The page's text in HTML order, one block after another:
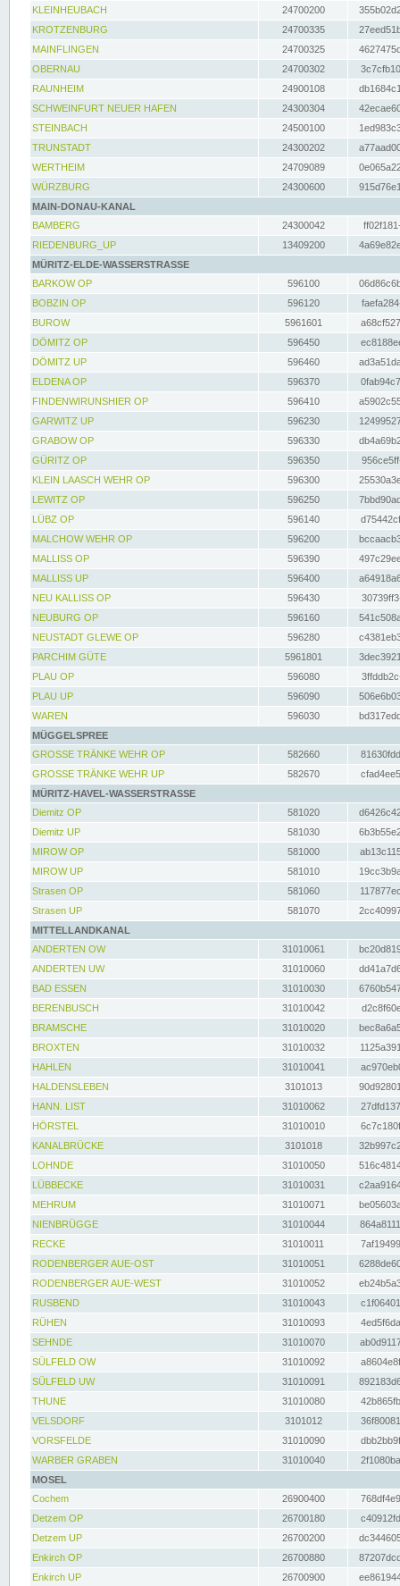
KLEINHEUBACH 24700200
KROTZENBURG
24700335
MAINFLINGEN
24700325
OBERNAU
24700302
RAUNHEIM
24900108
SCHWEINFURT NEUER HAFEN
24300304
STEINBACH
24500100
TRUNSTADT
24300202
WERTHEIM
24709089
WÜRZBURG
24300600
MAIN-DONAU-KANAL
BAMBERG
24300042
RIEDENBURG_UP
13409200
MÜRITZ-ELDE-WASSERSTRASSE
BARKOW OP
596100
BOBZIN OP
596120
BUROW
5961601
DÖMITZ OP
596450
DÖMITZ UP
596460
ELDENA OP
596370
FINDENWIRUNSHIER OP
596410
GARWITZ UP
596230
GRABOW OP
596330
GÜRITZ OP
596350
KLEIN LAASCH WEHR OP
596300
LEWITZ OP
596250
LÜBZ OP
596140
MALCHOW WEHR OP
596200
MALLISS OP
596390
MALLISS UP
596400
NEU KALLISS OP
596430
NEUBURG OP
596160
NEUSTADT GLEWE OP
596280
PARCHIM GÜTE
5961801
PLAU OP
596080
PLAU UP
596090
WAREN
596030
MÜGGELSPREE
GROSSE TRÄNKE WEHR OP
582660
GROSSE TRÄNKE WEHR UP
582670
MÜRITZ-HAVEL-WASSERSTRASSE
Diemitz OP
581020
Diemitz UP
581030
MIROW OP
581000
MIROW UP
581010
Strasen OP
581060
Strasen UP
581070
MITTELLANDKANAL
ANDERTEN OW
31010061
ANDERTEN UW
31010060
BAD ESSEN
31010030
BERENBUSCH
31010042
BRAMSCHE
31010020
BROXTEN
31010032
HAHLEN
31010041
HALDENSLEBEN
3101013
HANN. LIST
31010062
HÖRSTEL
31010010
KANALBRÜCKE
3101018
LOHNDE
31010050
LÜBBECKE
31010031
MEHRUM
31010071
NIENBRÜGGE
31010044
RECKE
31010011
RODENBERGER AUE-OST
31010051
RODENBERGER AUE-WEST
31010052
RUSBEND
31010043
RÜHEN
31010093
SEHNDE
31010070
SÜLFELD OW
31010092
SÜLFELD UW
31010091
THUNE
31010080
VELSDORF
3101012
VORSFELDE
31010090
WARBER GRABEN
31010040
MOSEL
Cochem
26900400
Detzem OP
26700180
Detzem UP
26700200
Enkirch OP
26700880
Enkirch UP
26700900